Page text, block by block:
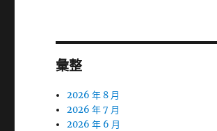
彙整
2026 年 8 月
2026 年 7 月
2026 年 6 月